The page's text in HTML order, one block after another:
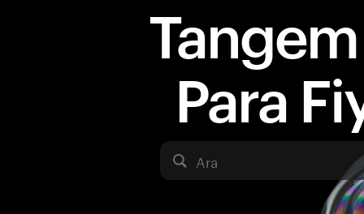
Para
Ara